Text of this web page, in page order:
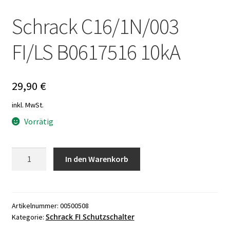
Schrack C16/1N/003
FI/LS B0617516 10kA
29,90 €
inkl. MwSt.
Vorrätig
10kA
Menge
In den Warenkorb
Artikelnummer: 00500508
Kategorie: Schrack FI Schutzschalter